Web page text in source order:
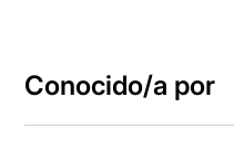
Conocido/a por